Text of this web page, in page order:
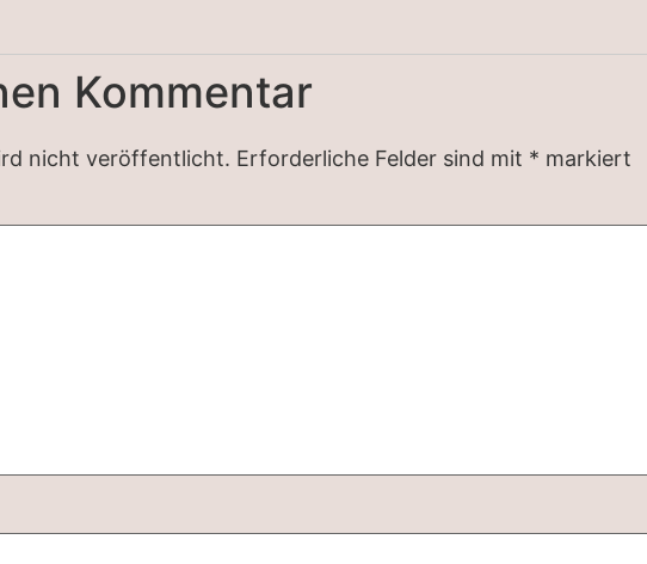
Kommentar
nicht veröffentlicht. Erforderliche Felder sind mit * markiert